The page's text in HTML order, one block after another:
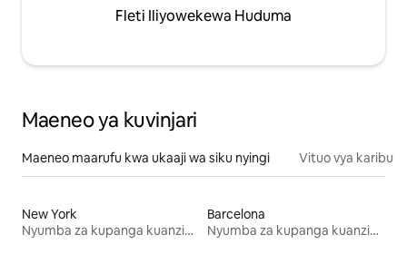
Fleti Iliyowekewa Huduma
Maeneo ya kuvinjari
Maeneo maarufu kwa ukaaji wa siku nyingi Vituo vya karibu
New York
Nyumba za kupanga kuanzia mwezi mmoja
Barcelona
Nyumba za kupanga kuanzia mwezi mmoja